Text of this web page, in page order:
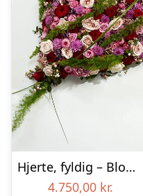
Hjerte, fyldig – Blomster til begravelse
4.750,00 kr.